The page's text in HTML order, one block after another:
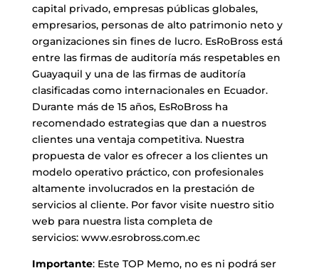
capital privado, empresas públicas globales,
empresarios, personas de alto patrimonio neto y
organizaciones sin fines de lucro. EsRoBross está
entre las firmas de auditoría más respetables en
Guayaquil y una de las firmas de auditoría
clasificadas como internacionales en Ecuador.
Durante más de 15 años, EsRoBross ha
recomendado estrategias que dan a nuestros
clientes una ventaja competitiva. Nuestra
propuesta de valor es ofrecer a los clientes un
modelo operativo práctico, con profesionales
altamente involucrados en la prestación de
servicios al cliente. Por favor visite nuestro sitio
web para nuestra lista completa de
servicios: www.esrobross.com.ec
Importante: Este TOP Memo, no es ni podrá ser